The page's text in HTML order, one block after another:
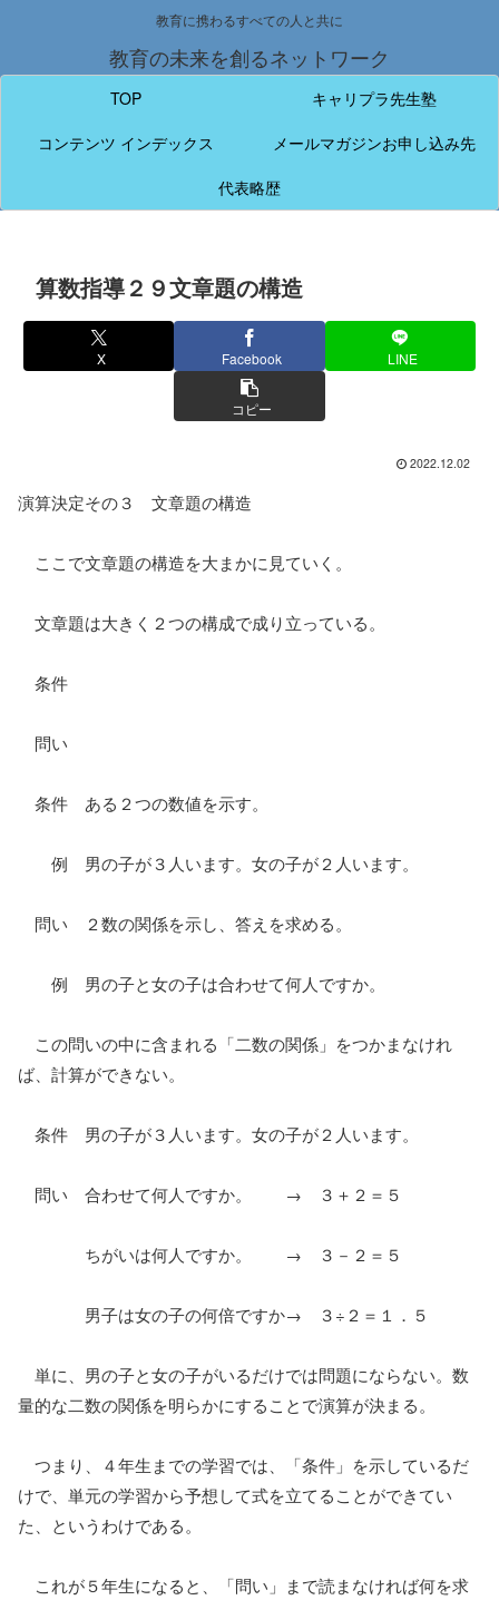
教育に携わるすべての人と共に
教育の未来を創るネットワーク
TOP
キャリプラ先生塾
コンテンツ インデックス
メールマガジンお申し込み先
代表略歴
算数指導２９文章題の構造
X Facebook LINE
コピー
2022.12.02
演算決定その３ 文章題の構造
ここで文章題の構造を大まかに見ていく。
文章題は大きく２つの構成で成り立っている。
条件
問い
条件 ある２つの数値を示す。
例 男の子が３人います。女の子が２人います。
問い ２数の関係を示し、答えを求める。
例 男の子と女の子は合わせて何人ですか。
この問いの中に含まれる「二数の関係」をつかまなけれ
ば、計算ができない。
条件 男の子が３人います。女の子が２人います。
問い 合わせて何人ですか。 → ３＋２＝５
ちがいは何人ですか。 → ３－２＝５
男子は女の子の何倍ですか→ ３÷２＝１．５
単に、男の子と女の子がいるだけでは問題にならない。数
量的な二数の関係を明らかにすることで演算が決まる。
つまり、４年生までの学習では、「条件」を示しているだ
けで、単元の学習から予想して式を立てることができてい
た、というわけである。
これが５年生になると、「問い」まで読まなければ何を求